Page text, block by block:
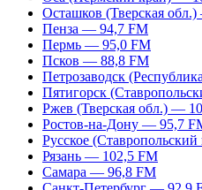
Осташков (Тверская
Пенза — 94,7 FM
Пермь — 95,0 FM
Псков — 88,8 FM
Петрозаводск
Пятигорск
Ржев (Тверская обл.) —
Ростов-на-Дону — 95,7
Русское
Рязань — 102,5 FM
Самара — 96,8 FM